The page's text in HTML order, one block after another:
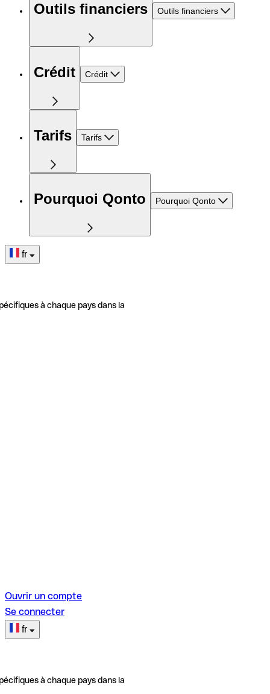
Outils financiers Outils financiers
Crédit Crédit
Tarifs Tarifs
Pourquoi Qonto Pourquoi Qonto
fr
à chaque pays dans la
Ouvrir un compte
Se connecter
fr
à chaque pays dans la